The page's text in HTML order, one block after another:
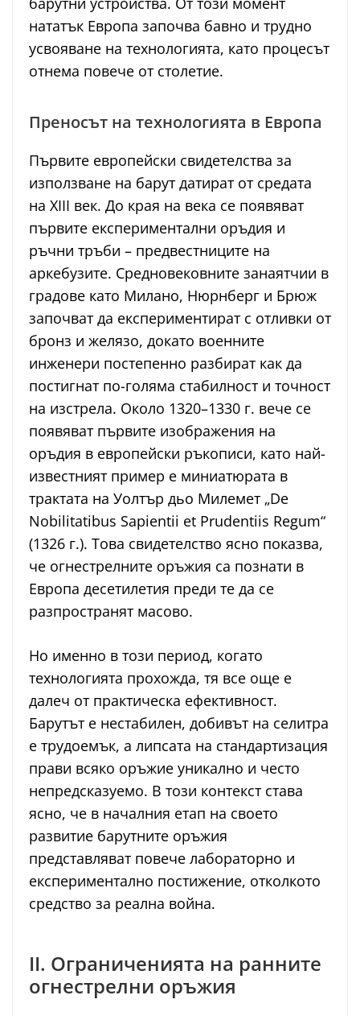
нататък Европа започва бавно и трудно
усвояване на технологията, като процесът
отнема повече от столетие.
Преносът на технологията в Европа
Първите европейски свидетелства за
използване на барут датират от средата
на XIII век. До края на века се появяват
първите експериментални оръдия и
ръчни тръби – предвестниците на
аркебузите. Средновековните занаятчии в
градове като Милано, Нюрнберг и Брюж
започват да експериментират с отливки от
бронз и желязо, докато военните
инженери постепенно разбират как да
постигнат по-голяма стабилност и точност
на изстрела. Около 1320–1330 г. вече се
появяват първите изображения на
оръдия в европейски ръкописи, като най-
известният пример е миниатюрата в
трактата на Уолтър дьо Милемет „De
Nobilitatibus Sapientii et Prudentiis Regum“
(1326 г.). Това свидетелство ясно показва,
че огнестрелните оръжия са познати в
Европа десетилетия преди те да се
разпространят масово.
Но именно в този период, когато
технологията прохожда, тя все още е
далеч от практическа ефективност.
Барутът е нестабилен, добивът на селитра
е трудоемък, а липсата на стандартизация
прави всяко оръжие уникално и често
непредсказуемо. В този контекст става
ясно, че в началния етап на своето
развитие барутните оръжия
представляват повече лабораторно и
експериментално постижение, отколкото
средство за реална война.
II. Ограниченията на ранните
огнестрелни оръжия